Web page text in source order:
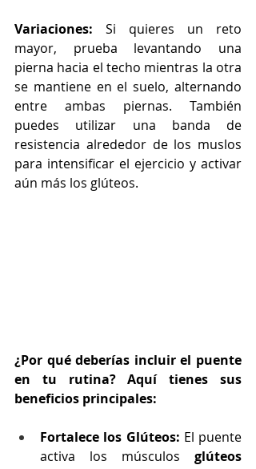
Variaciones: Si quieres un reto
mayor, prueba levantando una
pierna hacia el techo mientras la otra
se mantiene en el suelo, alternando
entre ambas piernas. También
puedes utilizar una banda de
resistencia alrededor de los muslos
para intensificar el ejercicio y activar
aún más los glúteos.
¿Por qué deberías incluir el puente
en tu rutina? Aquí tienes sus
beneficios principales:
Fortalece los Glúteos: El puente
activa los músculos glúteos